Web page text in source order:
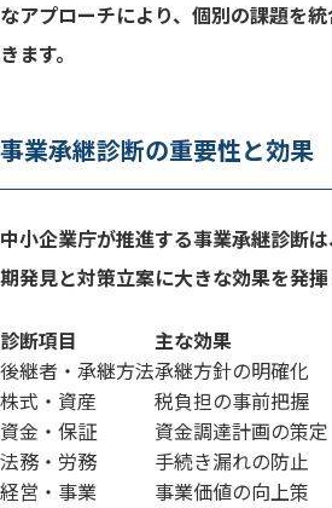
なアプローチにより、個別の課題を
きます。
事業承継診断の重要性と効果
中小企業庁が推進する事業承継診断
期発見と対策立案に大きな効果を発揮
診断項目
主な効果
後継者・承継方法承継方針の明確化
株式・資産
税負担の事前把握
資金・保証
資金調達計画の策定
法務・労務
手続き漏れの防止
経営・事業
事業価値の向上策